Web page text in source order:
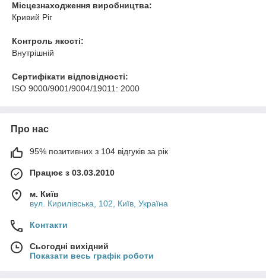
Місцезнаходження виробництва:
Кривий Ріг
Контроль якості:
Внутрішній
Сертифікати відповідності:
ISO 9000/9001/9004/19011: 2000
Про нас
95% позитивних з 104 відгуків за рік
Працює з 03.03.2010
м. Київ
вул. Кирилівська, 102, Київ, Україна
Контакти
Сьогодні вихідний
Показати весь графік роботи